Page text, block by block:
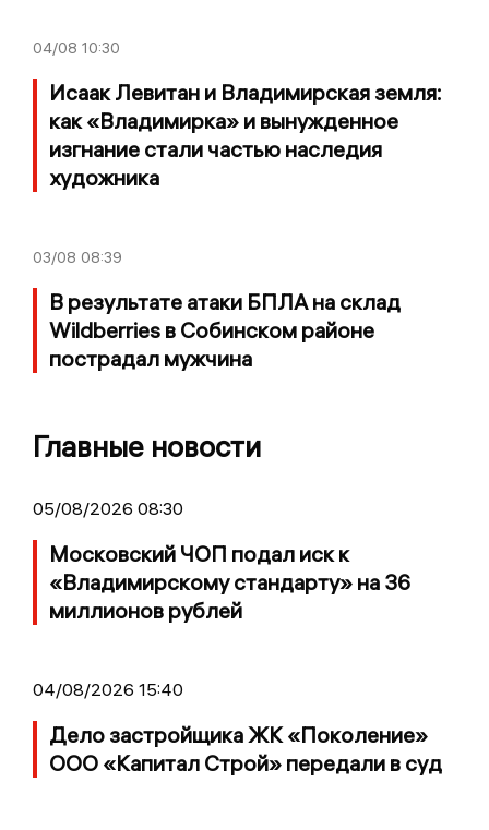
04/08 10:30
Исаак Левитан и Владимирская земля:
как «Владимирка» и вынужденное
изгнание стали частью наследия
художника
03/08 08:39
В результате атаки БПЛА на склад
Wildberries в Собинском районе
пострадал мужчина
Главные новости
05/08/2026 08:30
Московский ЧОП подал иск к
«Владимирскому стандарту» на 36
миллионов рублей
04/08/2026 15:40
Дело застройщика ЖК «Поколение»
ООО «Капитал Строй» передали в суд